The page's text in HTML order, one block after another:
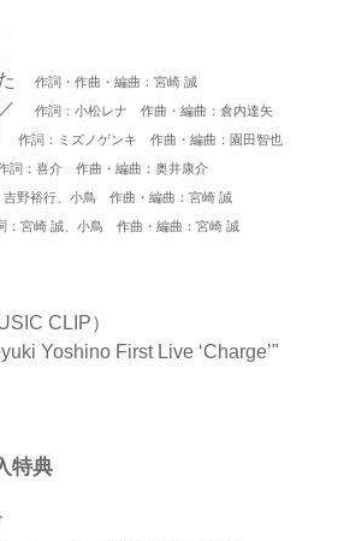
た作詞・作曲・編曲：宮崎 誠
／作詞：小松レナ 作曲・編曲：倉内達矢
作詞：ミズノゲンキ 作曲・編曲：園田智也
詞：喜介 作曲・編曲：奥井康介
吉野裕行、小鳥 作曲・編曲：宮崎 誠
：宮崎 誠、小鳥 作曲・編曲：宮崎 誠
CLIP）
Yoshino First Live ‘Charge’"
特典